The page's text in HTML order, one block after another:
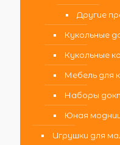
Другие
Кукольные
Кукольные
Мебель для
Наборы
Юная
Игрушки для